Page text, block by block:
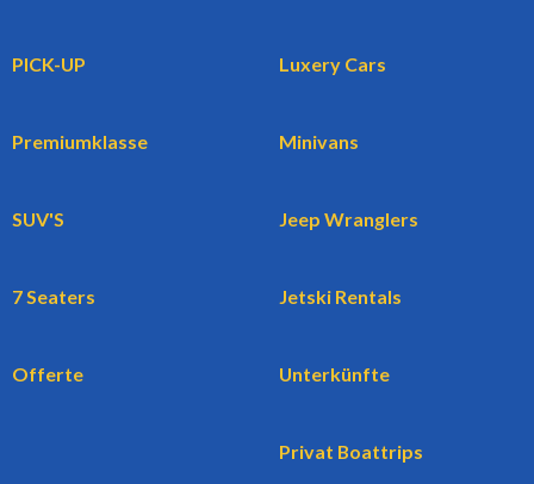
PICK-UP Luxery Cars
Premiumklasse Minivans
SUV'S Jeep Wranglers
7 Seaters Jetski Rentals
Offerte Unterkünfte
Privat Boattrips